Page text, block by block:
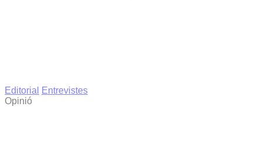
Editorial
Entrevistes
Opinió